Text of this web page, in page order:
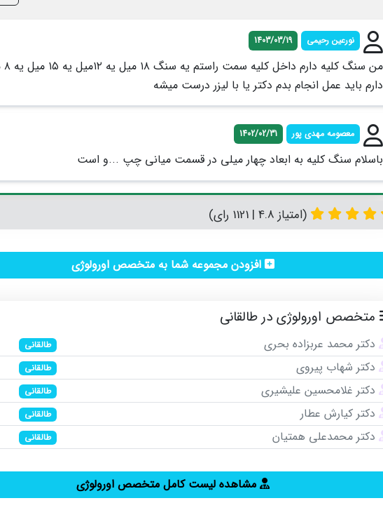
نورعین رحیمی 1403/03/19
من
دارم باید عمل انجام بدم دکتر یا با لیزر درست میشه
معصومه مهدی پور 1402/02/31
باسلام سنگ کلیه به ابعاد چهار میلی در قسمت میانی چپ ...و است
(امتیاز 4.8 | 1121 رای)
افزودن مجموعه شما به متخصص اورولوژی
متخصص اورولوژی در طالقانی
دکتر محمد عربزاده بحری طالقانی
دکتر شهاب پیروی طالقانی
دکتر غلامحسین علیشیری طالقانی
دکتر کیارش عطار طالقانی
دکتر محمدعلی همتیان طالقانی
مشاهده لیست کامل متخصص اورولوژی